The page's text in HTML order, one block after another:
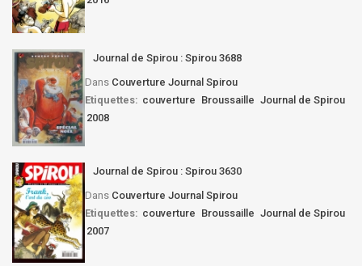
Journal de Spirou : Spirou 3688
Dans Couverture Journal Spirou
Etiquettes: couverture Broussaille Journal de Spirou
2008
Journal de Spirou : Spirou 3630
Dans Couverture Journal Spirou
Etiquettes: couverture Broussaille Journal de Spirou
2007